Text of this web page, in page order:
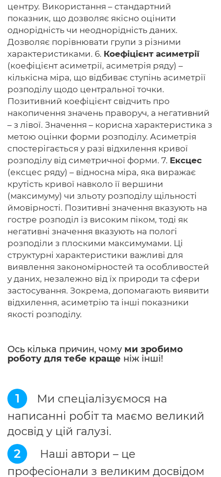
центру. Використання – стандартний
показник, що дозволяє якісно оцінити
однорідність чи неоднорідність даних.
Дозволяє порівнювати групи з різними
характеристиками. 6. Коефіцієнт асиметрії
(коефіцієнт асиметрії, асиметрія ряду) –
кількісна міра, що відбиває ступінь асиметрії
розподілу щодо центральної точки.
Позитивний коефіцієнт свідчить про
накопичення значень праворуч, а негативний
– з лівої. Значення – корисна характеристика з
метою оцінки форми розподілу. Асиметрія
спостерігається у разі відхилення кривої
розподілу від симетричної форми. 7. Ексцес
(ексцес ряду) – відносна міра, яка виражає
крутість кривої навколо її вершини
(максимуму) чи зльоту розподілу щільності
ймовірності. Позитивні значення вказують на
гостре розподіл із високим піком, тоді як
негативні значення вказують на пологі
розподіли з плоскими максимумами. Ці
структурні характеристики важливі для
виявлення закономірностей та особливостей
у даних, незалежно від їх природи та сфери
застосування. Зокрема, допомагають виявити
відхилення, асиметрію та інші показники
якості розподілу.
Ось кілька причин, чому ми зробимо
роботу для тебе краще ніж інші!
1
Ми спеціалізуємося на
написанні робіт та маємо великий
досвід у цій галузі.
2
Наші автори – це
професіонали з великим досвідом